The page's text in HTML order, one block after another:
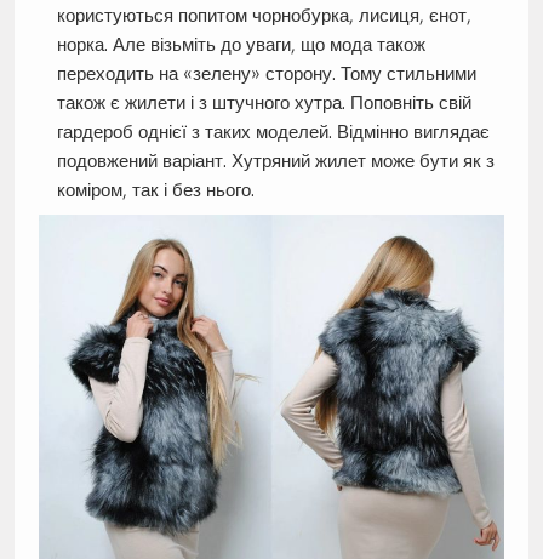
користуються попитом чорнобурка, лисиця, єнот,
норка. Але візьміть до уваги, що мода також
переходить на «зелену» сторону. Тому стильними
також є жилети і з штучного хутра. Поповніть свій
гардероб однієї з таких моделей. Відмінно виглядає
подовжений варіант. Хутряний жилет може бути як з
коміром, так і без нього.